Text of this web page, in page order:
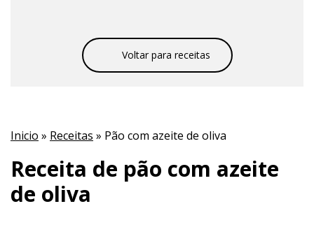
Voltar para receitas
Inicio » Receitas » Pão com azeite de oliva
Receita de pão com azeite
de oliva